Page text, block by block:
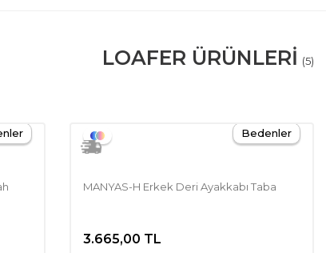
LOAFER ÜRÜNLERI (5)
Bedenler
MANYAS-H Erkek Deri Ayakkabı Taba
3.665,00 TL